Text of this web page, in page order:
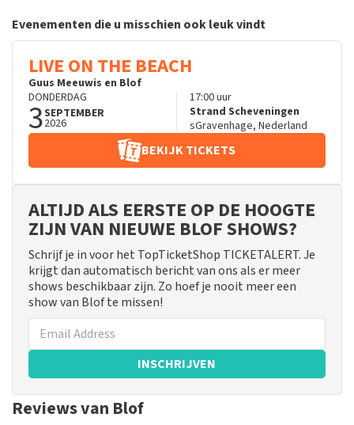
Evenementen die u misschien ook leuk vindt
LIVE ON THE BEACH
Guus Meeuwis en Blof
DONDERDAG
3SEPTEMBER
2026
17:00uur
Strand Scheveningen
sGravenhage, Nederland
BEKIJK TICKETS
ALTIJD ALS EERSTE OP DE HOOGTE
ZIJN VAN NIEUWE BLOF SHOWS?
Schrijf je in voor het TopTicketShop TICKETALERT. Je
krijgt dan automatisch bericht van ons als er meer
shows beschikbaar zijn. Zo hoef je nooit meer een
show van Blof te missen!
INSCHRIJVEN
Reviews van Blof